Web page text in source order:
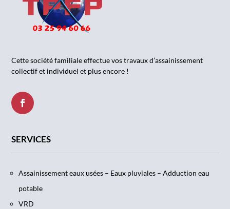
Cette société familiale effectue vos travaux d’assainissement
collectif et individuel et plus encore !
SERVICES
Assainissement eaux usées – Eaux pluviales – Adduction eau
potable
VRD